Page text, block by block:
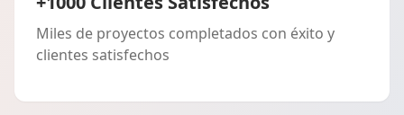
Miles de proyectos completados con éxito y
clientes satisfechos